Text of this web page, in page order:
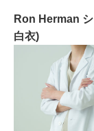
Ron Herman
白衣)